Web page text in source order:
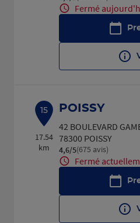
Fermé
15
17.54
km
POISSY
42 BOULEVARD
78300 POISSY
4,6/5Note de 4.6 sur 5
(675 avis)
Fermé